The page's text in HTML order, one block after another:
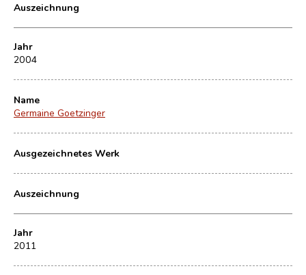
Auszeichnung
Jahr
2004
Name
Germaine Goetzinger
Ausgezeichnetes Werk
Auszeichnung
Jahr
2011